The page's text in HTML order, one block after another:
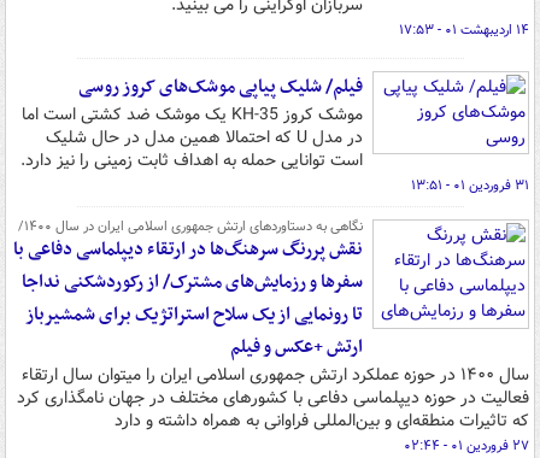
۱۴ اردیبهشت ۰۱ - ۱۷:۵۳
فیلم/ شلیک پیاپی موشک‌های کروز روسی
موشک کروز KH-35 یک موشک ضد کشتی است اما
در مدل U که احتمالا همین مدل در حال شلیک
است توانایی حمله به اهداف ثابت زمینی را نیز دارد.
۳۱ فروردین ۰۱ - ۱۳:۵۱
نگاهی به دستاوردهای ارتش جمهوری اسلامی ایران در سال ۱۴۰۰/
نقش پررنگ سرهنگ‌ها در ارتقاء دیپلماسی دفاعی با
سفرها و رزمایش‌های مشترک/ از رکوردشکنی نداجا
تا رونمایی از یک سلاح استراتژیک برای شمشیرباز
ارتش +عکس و فیلم
سال ۱۴۰۰ در حوزه عملکرد ارتش جمهوری اسلامی ایران را میتوان سال ارتقاء
فعالیت در حوزه دیپلماسی دفاعی با کشورهای مختلف در جهان نامگذاری کرد
که تاثیرات منطقه‌ای و بین‌المللی فراوانی به همراه داشته و دارد
۲۷ فروردین ۰۱ - ۰۲:۴۴